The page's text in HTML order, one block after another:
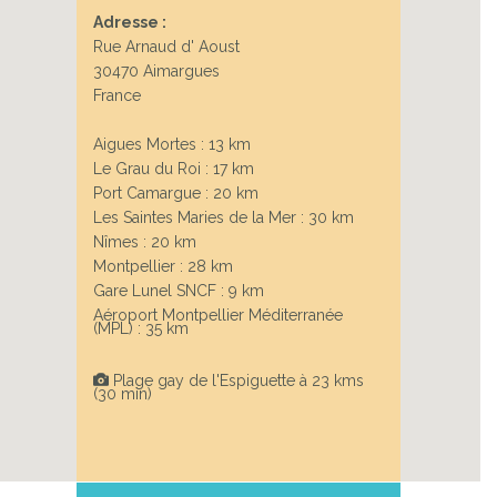
Adresse :
Rue Arnaud d' Aoust
30470 Aimargues
France
Aigues Mortes : 13 km
Le Grau du Roi : 17 km
Port Camargue : 20 km
Les Saintes Maries de la Mer : 30 km
Nîmes : 20 km
Montpellier : 28 km
Gare Lunel SNCF : 9 km
Aéroport Montpellier Méditerranée
(MPL) : 35 km
Plage gay de l'Espiguette à 23 kms
(30 min)